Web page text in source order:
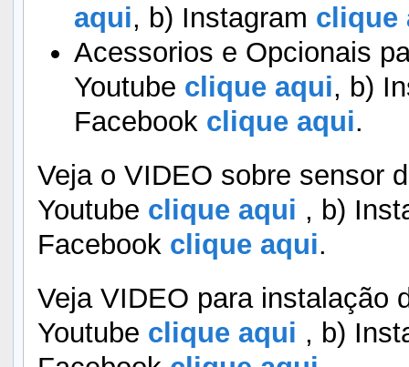
aqui, b) Instagram clique
Acessorios e Opcionais
Youtube clique aqui, b)
Facebook clique aqui.
Veja o VIDEO sobre sensor
Youtube clique aqui , b)
Facebook clique aqui.
Veja VIDEO para instalação
Youtube clique aqui , b)